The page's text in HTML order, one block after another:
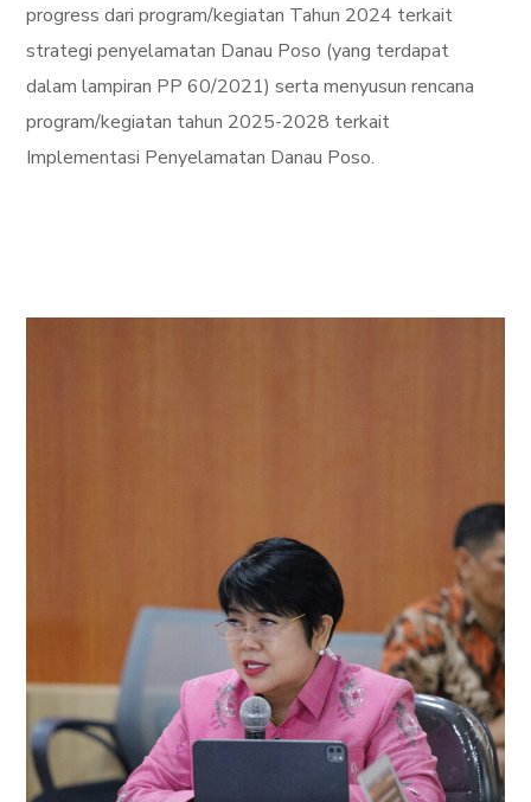
progress dari program/kegiatan Tahun 2024 terkait
strategi penyelamatan Danau Poso (yang terdapat
dalam lampiran PP 60/2021) serta menyusun rencana
program/kegiatan tahun 2025-2028 terkait
Implementasi Penyelamatan Danau Poso.